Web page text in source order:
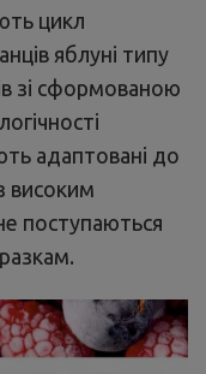
цикл
яблуні типу
зі сформованою
адаптовані до
високим
поступаються